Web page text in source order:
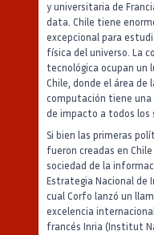
y universitaria de
data. Chile tiene
excepcional para
física del universo. La
tecnológica ocupan un
Chile, donde el área
computación tiene una
de impacto a todos los
Si bien las primeras
fueron creadas en
sociedad de la
Estrategia Nacional de
cual Corfo lanzó un
excelencia
francés Inria (Institut